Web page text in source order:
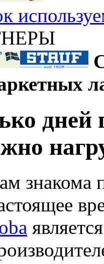
дней
знакома